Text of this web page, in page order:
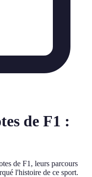
de F1 :
de F1, leurs parcours
l'histoire de ce sport.